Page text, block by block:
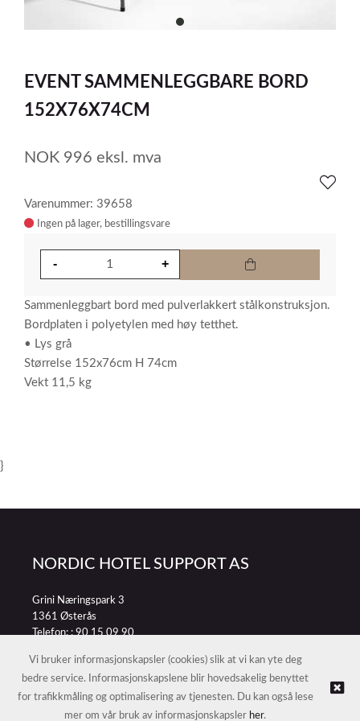
item
of
1
EVENT SAMMENLEGGBARE BORD
152X76X74CM
NOK 996 eksl. mva
Varenummer: 39658
Ingen på lager
Sammenleggbart bord med pulverlakkert stålkonstruksjon.
Bordplaten i polyetylen med høy tetthet.
• Lys grå
Størrelse 152x76cm H 74cm
Vekt 11,5 kg
}
NORDIC HOTEL SUPPORT AS
Grini Næringspark 3
1361 Østerås
Telefon: :90 15 09 90
© NORDIC HOTEL SUPPORT AS |Nettbutikk levert av Kréatif
Vi bruker informasjonskapsler (cookies) slik at vi kan yte deg
bedre service. Informasjonskapslene blir hovedsakelig benyttet
for trafikkmåling og optimalisering av tjenesten. Du kan også lese
mer om vår bruk av informasjonskapsler her.